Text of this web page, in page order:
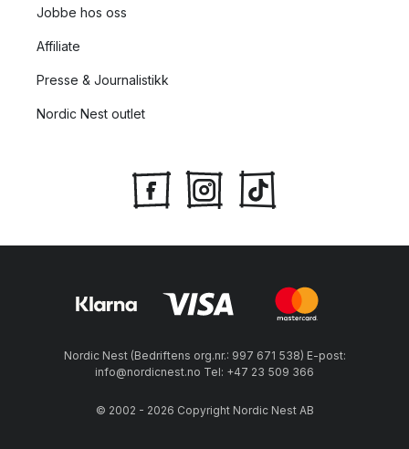
Jobbe hos oss
Affiliate
Presse & Journalistikk
Nordic Nest outlet
Nordic Nest (Bedriftens org.nr.: 997 671 538) E-post:
info@nordicnest.no Tel: +47 23 509 366
© 2002 - 2026 Copyright Nordic Nest AB